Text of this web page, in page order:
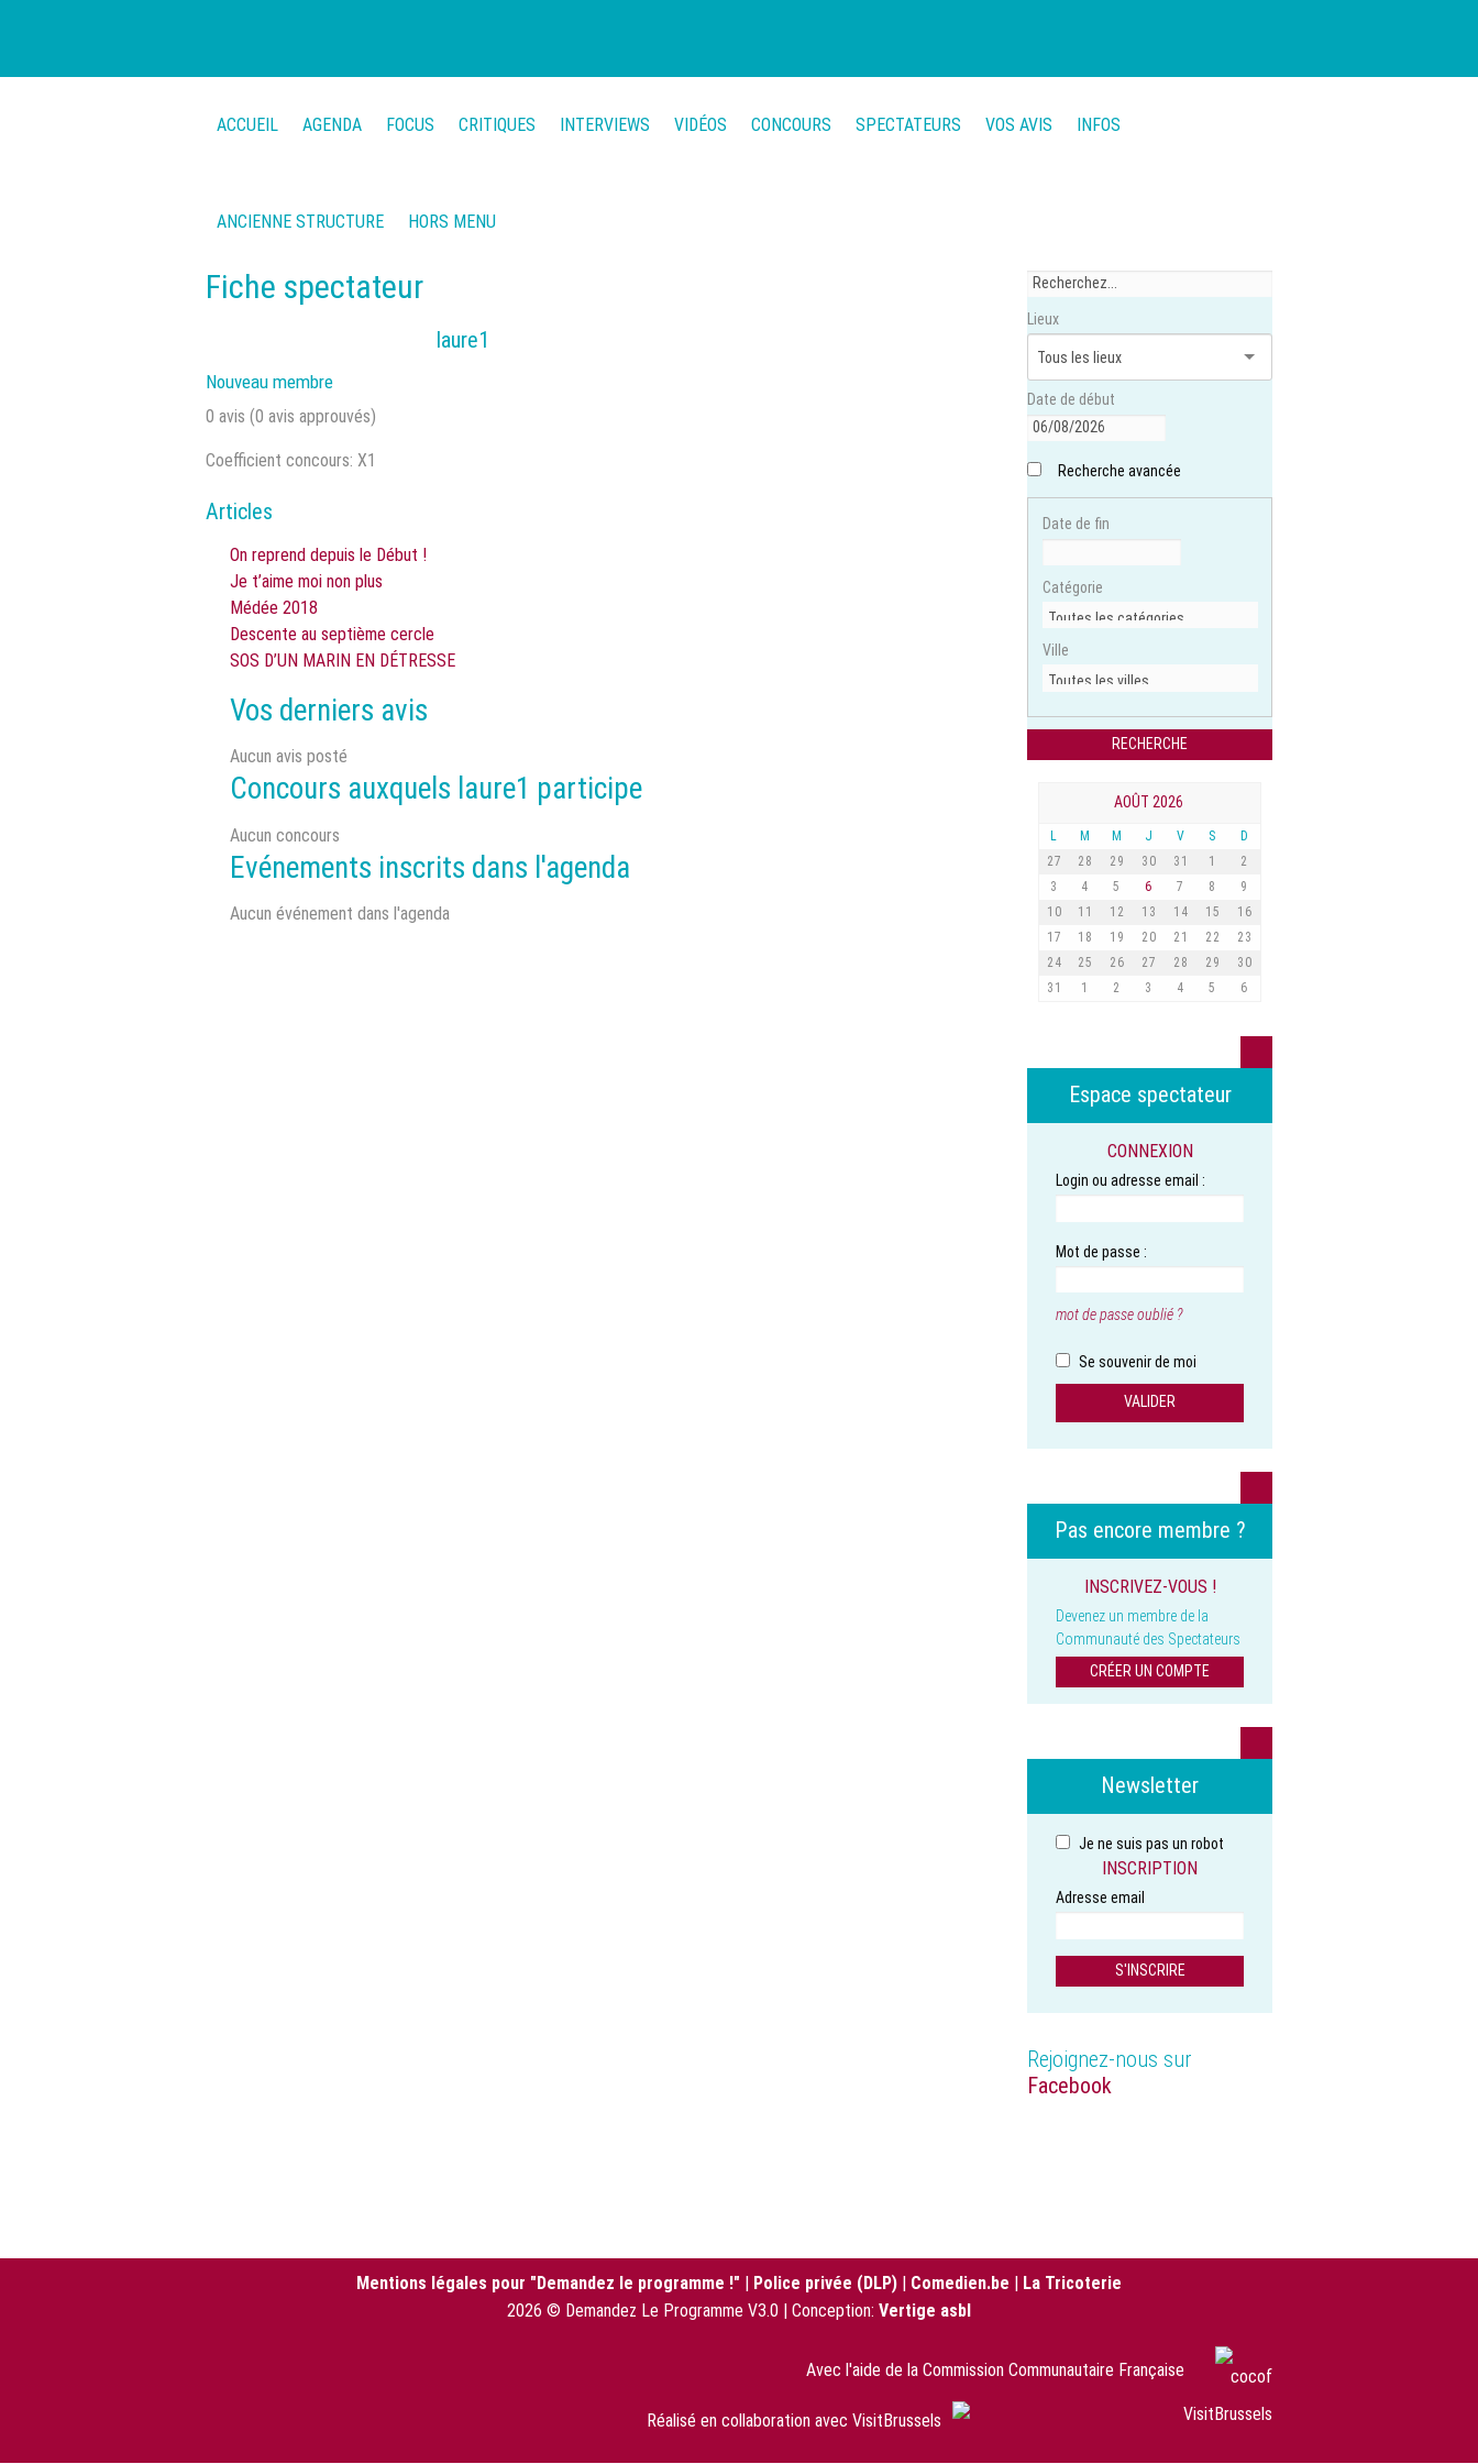
ACCUEIL AGENDA FOCUS CRITIQUES INTERVIEWS VIDÉOS CONCOURS SPECTATEURS VOS AVIS INFOS
ANCIENNE STRUCTURE HORS MENU
Fiche spectateur
laure1
Nouveau membre
0 avis (0 avis approuvés)
Coefficient concours: X1
Articles
On reprend depuis le Début !
Je t’aime moi non plus
Médée 2018
Descente au septième cercle
SOS D’UN MARIN EN DÉTRESSE
Vos derniers avis
Aucun avis posté
Concours auxquels laure1 participe
Aucun concours
Evénements inscrits dans l'agenda
Aucun événement dans l'agenda
Lieux
Date de début
Recherche avancée
Date de fin
Catégorie
Ville
AOÛT 2026
L M M J V S
D
27
28 29 30 31 1
2
3
4 5 6 7 8
9
10
11 12 13 14 15
16
17
18 19 20 21 22
23
24
25 26 27 28 29
30
31
1 2 3 4 5 6
Espace spectateur
CONNEXION
Login ou adresse email :
Mot de passe :
mot de passe oublié ?
Se souvenir de moi
Pas encore membre ?
INSCRIVEZ-VOUS !
Devenez un membre de la
Communauté des Spectateurs
CRÉER UN COMPTE
Newsletter
Je ne suis pas un robot
INSCRIPTION
Adresse email
Rejoignez-nous sur
Facebook
Mentions légales pour "Demandez le programme !" | Police privée (DLP) | Comedien.be | La Tricoterie
2026 © Demandez Le Programme V3.0 | Conception: Vertige asbl
Avec l'aide de la Commission Communautaire Française
Réalisé en collaboration avec VisitBrussels